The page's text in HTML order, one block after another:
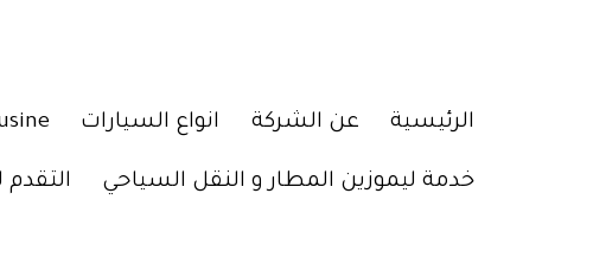
الرئيسية عن الشركة انواع السيارات
خدمة ليموزين المطار و النقل السياحي